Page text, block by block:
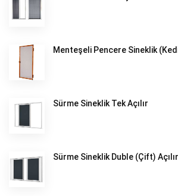
Menteşeli Pencere Sineklik
Sürme Sineklik Tek Açılır
Sürme Sineklik Duble (Çift) Açılır